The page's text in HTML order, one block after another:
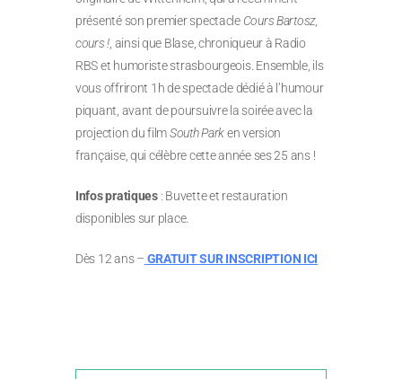
présenté son premier spectacle Cours Bartosz,
cours ! , ainsi que Blase, chroniqueur à Radio
RBS et humoriste strasbourgeois. Ensemble, ils
vous offriront 1h de spectacle dédié à l’humour
piquant, avant de poursuivre la soirée avec la
projection du filmSouth Parken version
française, qui célèbre cette année ses 25 ans !
Infos pratiques: Buvette et restauration
disponibles sur place.
Dès 12 ans – GRATUIT SUR INSCRIPTION ICI